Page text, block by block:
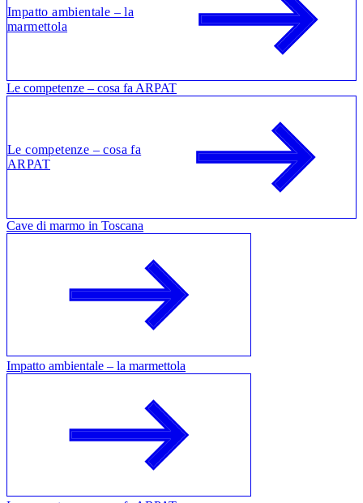
Impatto ambientale – la
marmettola
Le competenze – cosa fa ARPAT
Le competenze – cosa fa
ARPAT
Cave di marmo in Toscana
Impatto ambientale – la marmettola